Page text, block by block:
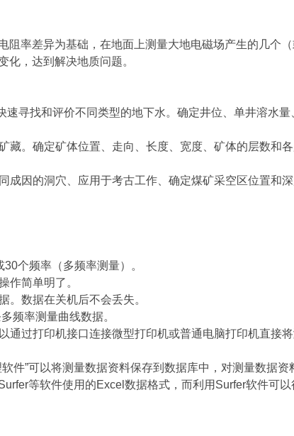
阻率差异为基础，在地面上测量大地电磁场产生的几个
化，达到解决地质问题。
找和评价不同类型的地下水。确定井位、单井溶水量
。确定矿体位置、走向、长度、宽度、矿体的层数和
因的洞穴、应用于考古工作、确定煤矿采空区位置和
个频率（多频率测量）。
简单明了。
数据在关机后不会丢失。
频率测量曲线数据。
过打印机接口连接微型打印机或普通电脑打印机直接
”可以将测量数据资料保存到数据库中，对测量数据资
等软件使用的Excel数据格式，而利用Surfer软件可